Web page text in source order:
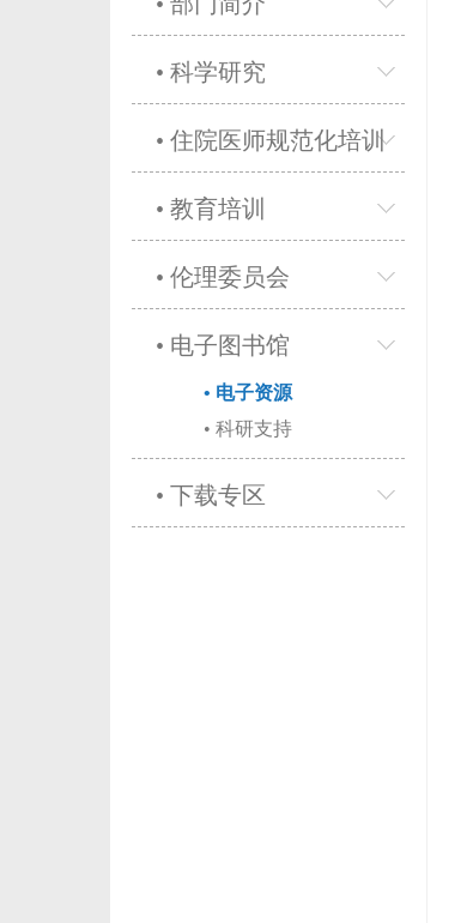
• 科学研究
• 住院医师规范化培训
• 教育培训
• 伦理委员会
• 电子图书馆
• 电子资源
• 科研支持
• 下载专区